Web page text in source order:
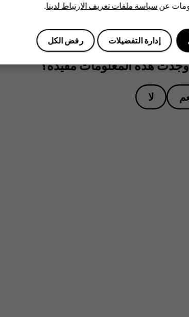
هذه المعلومات مفيدة؟
لا
عنسياسة ملفات تعريف الارتباط لدينا.
رفض الكل إدارة التفضيلات